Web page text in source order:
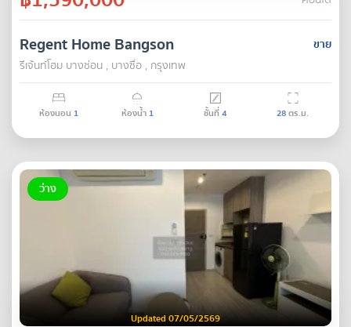
ขาย
Regent Home Bangson
รีเจ้นท์โฮม บางซ่อน , บางซื่อ , กรุงเทพ
ห้องนอน 1 ห้องน้ำ 1 ชั้นที่4 28ตร.ม.
ว่าง
Updated 07/05/2569